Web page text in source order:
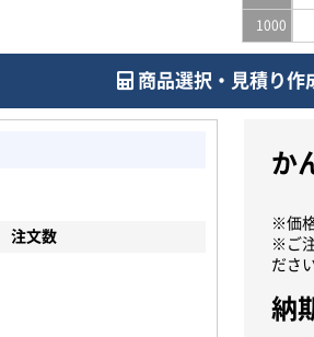
1000
商品選択・見積り作
注文数
か
※価
※ご
ださ
納